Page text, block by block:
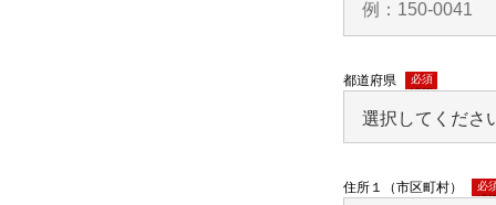
都道府県
(必須)
住所１（市区町村）
(必